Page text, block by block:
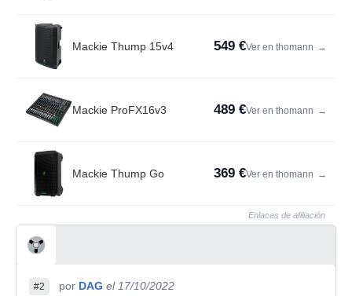
Mackie Thump 15v4 549 €Ver en thomann →
Mackie ProFX16v3 489 €Ver en thomann →
Mackie Thump Go 369 €Ver en thomann →
Enlaces de afiliación
#2 por DAG el 17/10/2022